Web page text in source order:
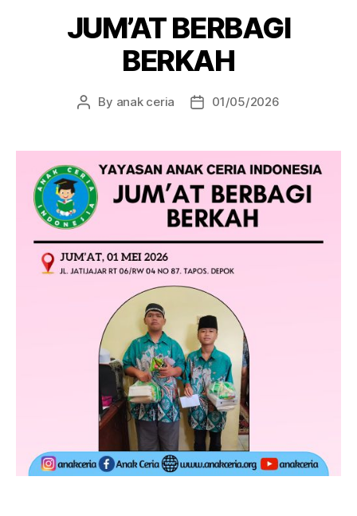
JUM’AT BERBAGI
BERKAH
Post
By anak ceria
Post01/05/2026